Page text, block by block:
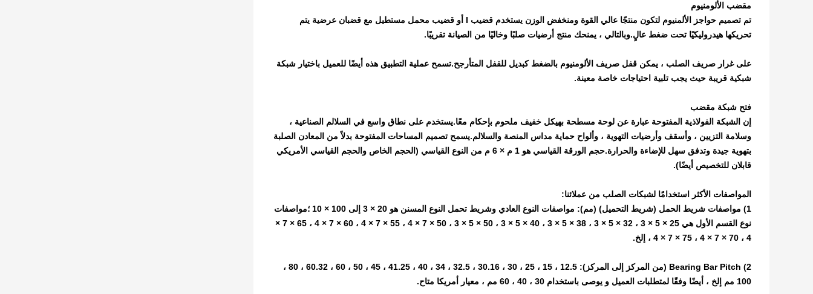
مقضب الألومنيوم
تم تصميم حواجز الألمنيوم لتكون منتجًا عالي القوة ومنخفض الوزن يستخدم قضيب I أو قضيب محمل مستطيل مع قضبان عرضية يتم
تحريكها هيدروليكيًا تحت ضغط عالٍ.وبالتالي ، يمنحك منتج أرضيات صلبًا وخاليًا من الصيانة تقريبًا.
على غرار صريف الصلب ، يمكن قفل صريف الألومنيوم بالضغط كبديل للقفل المتأرجح.تسمح عملية التطبيق هذه أيضًا للعميل باختيار شبكة
شبكية قريبة حيث يجب تلبية احتياجات خاصة معينة.
فتح شبكة مقضب
إن الشبكة الفولاذية المفتوحة عبارة عن لوحة مسطحة بهيكل خفيف ملحوم بإحكام معًا.يستخدم على نطاق واسع في السلالم الصناعية ،
وسلامة التزيين ، وأسقف وأرضيات التهوية ، وألواح حماية مداس المنصة والسلالم.يسمح تصميم المساحات المفتوحة بدلاً من المعادن الصلبة
بتهوية جيدة وتدفق سهل للإضاءة والحرارة.حجم الورقة القياسي هو 1 م × 6 م من النوع القياسي (الحجم الخاص والحجم القياسي الأمريكي
قابلان للتخصيص أيضًا).
المواصفات الأكثر استخدامًا لشبكات الصلب من عملائنا:
1) مواصفات شريط الحمل (شريط التحميل) (مم): مواصفات النوع العادي وشريط تحمل النوع المسنن هو 20 × 3 إلى 100 × 10 ؛مواصفات
نوع القسم الأول هي 25 × 5 × 3 ، 32 × 5 × 3 ، 38 × 5 × 3 ، 40 × 5 × 3 ، 50 × 5 × 3 ، 50 × 7 × 4 ، 55 × 7 × 4 ، 60 × 7 × 4 ، 65 × 7 ×
4 ، 70 × 7 × 4 ، 75 × 7 × 4 ، إلخ.
2) Bearing Bar Pitch (من المركز إلى المركز): 12.5 ، 15 ، 25 ، 30 ، 30.16 ، 32.5 ، 34 ، 40 ، 41.25 ، 45 ، 50 ، 60 ، 60.32 ، 80 ،
100 مم إلخ ، أيضًا وفقًا لمتطلبات العميل و يوصى باستخدام 30 ، 40 ، 60 مم ، معيار أمريكا متاح.